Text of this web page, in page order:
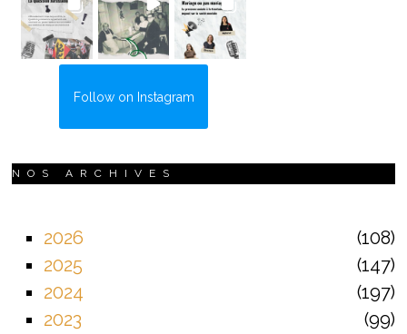
Follow on Instagram
NOS ARCHIVES
2026
108
2025
147
2024
197
2023
99